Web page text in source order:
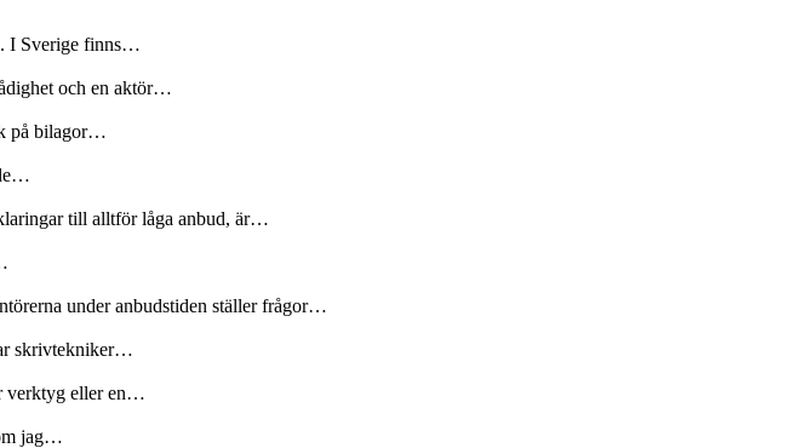
I Sverige finns…
och en aktör…
på bilagor…
till alltför låga anbud, är…
under anbudstiden ställer frågor…
skrivtekniker…
verktyg eller en…
jag…